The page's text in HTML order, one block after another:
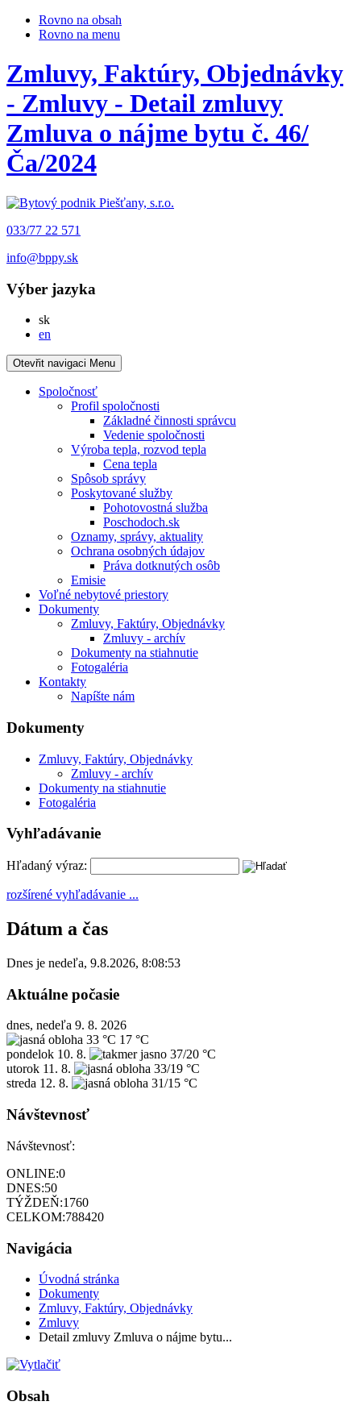
Rovno na obsah
Rovno na menu
Zmluvy, Faktúry, Objednávky
- Zmluvy - Detail zmluvy
Zmluva o nájme bytu č. 46/
Ča/2024
033/77 22 571
info@bppy.sk
Výber jazyka
skSlovensky
en
Otevřit navigaci Menu
Spoločnosť
Profil spoločnosti
Základné činnosti správcu
Vedenie spoločnosti
Výroba tepla, rozvod tepla
Cena tepla
Spôsob správy
Poskytované služby
Pohotovostná služba
Poschodoch.sk
Oznamy, správy, aktuality
Ochrana osobných údajov
Práva dotknutých osôb
Emisie
Voľné nebytové priestory
Dokumenty
Zmluvy, Faktúry, Objednávky
Zmluvy - archív
Dokumenty na stiahnutie
Fotogaléria
Kontakty
Napíšte nám
Dokumenty
Zmluvy, Faktúry, Objednávky
Zmluvy - archív
Dokumenty na stiahnutie
Fotogaléria
Vyhľadávanie
Hľadaný výraz:
rozšírené vyhľadávanie ...
Dátum a čas
Dnes je nedeľa, 9.8.2026, 8:08:53
Aktuálne počasie
dnes, nedeľa 9. 8. 2026
33 °C 17 °C
pondelok 10. 8.
37/20 °C
utorok 11. 8.
33/19 °C
streda 12. 8. 31/15 °C
Návštevnosť
Návštevnosť:
ONLINE:0
DNES:50
TÝŽDEŇ:1760
CELKOM:788420
Navigácia
Úvodná stránka
Dokumenty
Zmluvy, Faktúry, Objednávky
Zmluvy
Detail zmluvy Zmluva o nájme bytu...
Obsah